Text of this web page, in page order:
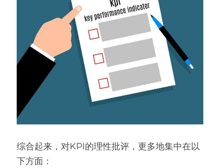
综合起来，对KPI的理性批评，更多地集中在以
下方面：